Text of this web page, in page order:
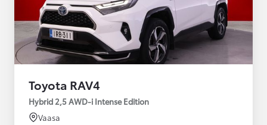
Toyota RAV4
Hybrid 2,5 AWD-i Intense Edition
Vaasa